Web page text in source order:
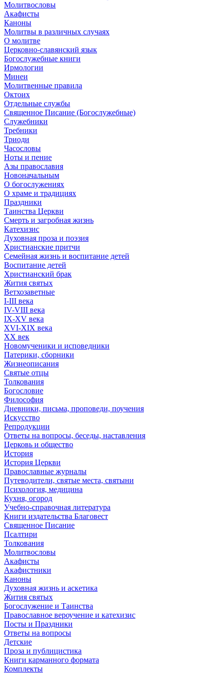
Молитвословы
Акафисты
Каноны
Молитвы в различных случаях
О молитве
Церковно-славянский язык
Богослужебные книги
Ирмологии
Минеи
Молитвенные правила
Октоих
Отдельные службы
Священное Писание (Богослужебные)
Служебники
Требники
Триоди
Часословы
Ноты и пение
Азы православия
Новоначальным
О богослужениях
О храме и традициях
Праздники
Таинства Церкви
Смерть и загробная жизнь
Катехизис
Духовная проза и поэзия
Христианские притчи
Семейная жизнь и воспитание детей
Воспитание детей
Христианский брак
Жития святых
Ветхозаветные
I-III века
IV-VIII века
IX-XV века
XVI-XIX века
XX век
Новомученики и исповедники
Патерики, сборники
Жизнеописания
Святые отцы
Толкования
Богословие
Философия
Дневники, письма, проповеди, поучения
Искусство
Репродукции
Ответы на вопросы, беседы, наставления
Церковь и общество
История
История Церкви
Православные журналы
Путеводители, святые места, святыни
Психология, медицина
Кухня, огород
Учебно-справочная литература
Книги издательства Благовест
Священное Писание
Псалтири
Толкования
Молитвословы
Акафисты
Акафистники
Каноны
Духовная жизнь и аскетика
Жития святых
Богослужение и Таинства
Православное вероучение и катехизис
Посты и Праздники
Ответы на вопросы
Детские
Проза и публицистика
Книги карманного формата
Комплекты